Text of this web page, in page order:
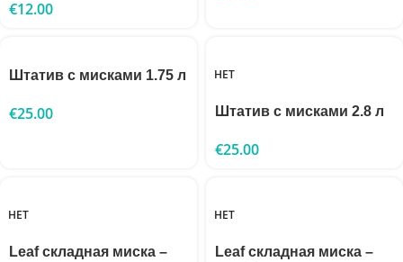
€12.00
Штатив с мисками 1.75 л
€25.00
НЕТ
Штатив с мисками 2.8 л
€25.00
НЕТ
Leaf складная миска –
НЕТ
Leaf складная миска –